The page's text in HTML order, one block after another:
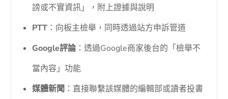
謗或不實資訊」，附上證據與說明
PTT ：向板主檢舉，同時透過站方申訴管道
Google評論 ：透過Google商家後台的「檢舉不
當內容」功能
媒體新聞 ：直接聯繫該媒體的編輯部或讀者投書